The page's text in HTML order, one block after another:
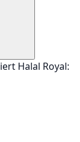
Halal Royal: